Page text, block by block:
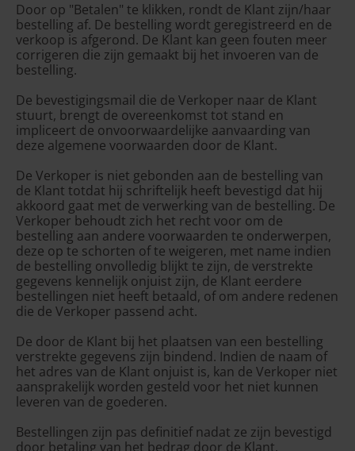
Door op "Betalen" te klikken, rondt de Klant zijn/haar
bestelling af. De bestelling wordt geregistreerd en de
verkoop is afgerond. De Klant kan geen fouten meer
corrigeren die zijn gemaakt bij het invoeren van de
bestelling.
De bevestigingsmail die de Verkoper naar de Klant
stuurt, brengt de overeenkomst tot stand en
impliceert de onvoorwaardelijke aanvaarding van
deze algemene voorwaarden door de Klant.
De Verkoper is niet gebonden aan de bestelling van
de Klant totdat hij schriftelijk heeft bevestigd dat hij
akkoord gaat met de verwerking van de bestelling. De
Verkoper behoudt zich het recht voor om de
bestelling aan andere voorwaarden te onderwerpen,
deze op te schorten of te weigeren, met name indien
de bestelling onvolledig blijkt te zijn, de verstrekte
gegevens kennelijk onjuist zijn, de Klant eerdere
bestellingen niet heeft betaald, of om andere redenen
die de Verkoper passend acht.
De door de Klant bij het plaatsen van een bestelling
verstrekte gegevens zijn bindend. Indien de naam of
het adres van de Klant onjuist is, kan de Verkoper niet
aansprakelijk worden gesteld voor het niet kunnen
leveren van de goederen.
Bestellingen zijn pas definitief nadat ze zijn bevestigd
door betaling van het bedrag door de Klant.